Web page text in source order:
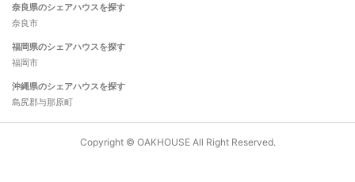
奈良県のシェアハウスを探す
奈良市
福岡県のシェアハウスを探す
福岡市
沖縄県のシェアハウスを探す
島尻郡与那原町
Copyright © OAKHOUSE All Right Reserved.